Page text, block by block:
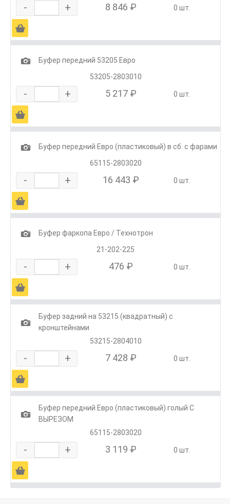
- + 8 846 ₽ 0 шт.
Ä
1
Буфер передний 53205 Евро
53205-2803010
- + 5 217 ₽ 0 шт.
Ä
1
Буфер передний Евро (пластиковый) в сб. с фарами
65115-2803020
- + 16 443 ₽ 0 шт.
Ä
1
Буфер фаркопа Евро / Технотрон
21-202-225
- + 476 ₽ 0 шт.
Ä
1
Буфер задний на 53215 (квадратный) с
кронштейнами
53215-2804010
- + 7 428 ₽ 0 шт.
Ä
1
Буфер передний Евро (пластиковый) голый С
ВЫРЕЗОМ
65115-2803020
- + 3 119 ₽ 0 шт.
Ä